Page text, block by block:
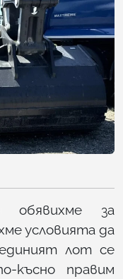
за
условията да
лот се
късно правим